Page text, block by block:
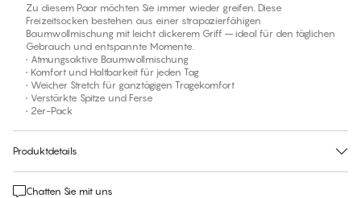
Zu diesem Paar möchten Sie immer wieder greifen. Diese
Freizeitsocken bestehen aus einer strapazierfähigen
Baumwollmischung mit leicht dickerem Griff – ideal für den täglichen
Gebrauch und entspannte Momente.
• Atmungsaktive Baumwollmischung
• Komfort und Haltbarkeit für jeden Tag
• Weicher Stretch für ganztägigen Tragekomfort
• Verstärkte Spitze und Ferse
• 2er-Pack
Produktdetails
Chatten Sie mit uns